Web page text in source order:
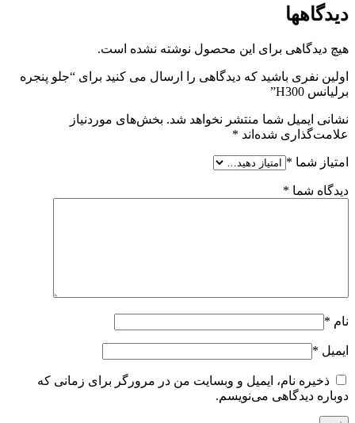
دیدگاهها
هیچ دیدگاهی برای این محصول نوشته نشده است.
اولین نفری باشید که دیدگاهی را ارسال می کنید برای “جلو پنجره
برلیانس H300”
نشانی ایمیل شما منتشر نخواهد شد. بخش‌های موردنیاز
علامت‌گذاری شده‌اند *
امتیاز شما *
دیدگاه شما *
نام *
ایمیل *
ذخیره نام، ایمیل و وبسایت من در مرورگر برای زمانی که
دوباره دیدگاهی می‌نویسم.